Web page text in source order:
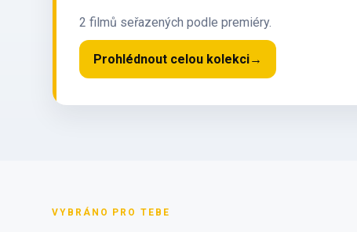
2 filmů seřazených podle premiéry.
Prohlédnout celou kolekci→
VYBRÁNO PRO TEBE